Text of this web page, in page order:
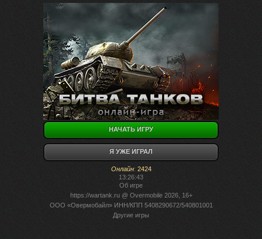
НАЧАТЬ ИГРУ
Я УЖЕ ИГРАЛ
Онлайн: 2424
13:26:43
Об игре
https://wartank.ru@ Overmobile 2026, 16+
ООО «Овермобайл» ИНН/КПП 5408290672/540801001
Другие игры